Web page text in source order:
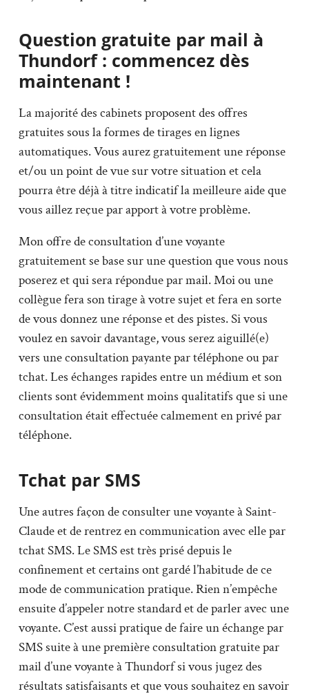
Question gratuite par mail à
Thundorf : commencez dès
maintenant !
La majorité des cabinets proposent des offres
gratuites sous la formes de tirages en lignes
automatiques. Vous aurez gratuitement une réponse
et/ou un point de vue sur votre situation et cela
pourra être déjà à titre indicatif la meilleure aide que
vous aillez reçue par apport à votre problème.
Mon offre de consultation d’une voyante
gratuitement se base sur une question que vous nous
poserez et qui sera répondue par mail. Moi ou une
collègue fera son tirage à votre sujet et fera en sorte
de vous donnez une réponse et des pistes. Si vous
voulez en savoir davantage, vous serez aiguillé(e)
vers une consultation payante par téléphone ou par
tchat. Les échanges rapides entre un médium et son
clients sont évidemment moins qualitatifs que si une
consultation était effectuée calmement en privé par
téléphone.
Tchat par SMS
Une autres façon de consulter une voyante à Saint-
Claude et de rentrez en communication avec elle par
tchat SMS. Le SMS est très prisé depuis le
confinement et certains ont gardé l’habitude de ce
mode de communication pratique. Rien n’empêche
ensuite d’appeler notre standard et de parler avec une
voyante. C’est aussi pratique de faire un échange par
SMS suite à une première consultation gratuite par
mail d’une voyante à Thundorf si vous jugez des
résultats satisfaisants et que vous souhaitez en savoir